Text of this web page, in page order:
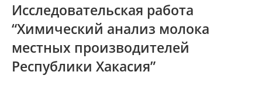
Исследовательская работа
“Химический анализ молока
местных производителей
Республики Хакасия”